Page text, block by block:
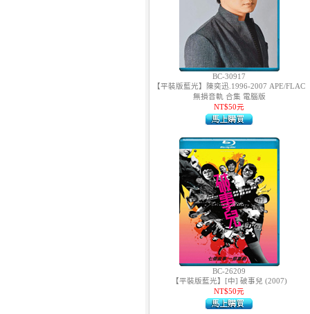
BC-30917
【平裝版藍光】陳奕迅.1996-2007 APE/FLAC
無損音軌 合集 電腦版
NT$50元
BC-26209
【平裝版藍光】[中] 破事兒 (2007)
NT$50元